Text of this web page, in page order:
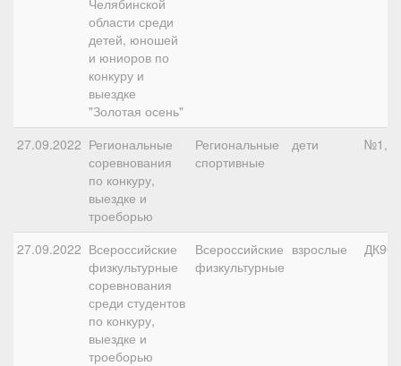
Челябинской
области среди
детей, юношей
и юниоров по
конкуру и
выездке
"Золотая осень"
27.09.2022 Региональные
соревнования
по конкуру,
выездке и
троеборью
Региональные
спортивные
дети №1,
27.09.2022 Всероссийские
физкультурные
соревнования
среди студентов
по конкуру,
выездке и
троеборью
Всероссийские
физкультурные
взрослые ДК90